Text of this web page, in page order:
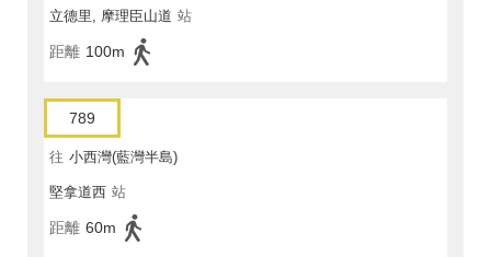
立德里, 摩理臣山道 站
距離 100m
789
往 小西灣(藍灣半島)
堅拿道西 站
距離 60m